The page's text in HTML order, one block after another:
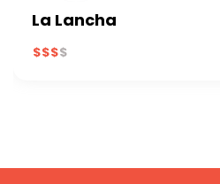
La Lancha